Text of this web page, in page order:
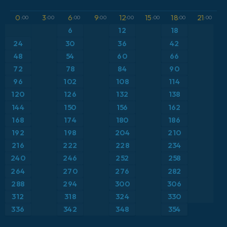
ICON Alemania 2 km
Caribe
Escandinavia
Estados Unidos
Europa
Francia
Grecia
Anomalía de temperatura a 2 m
Anomalía de temperatura a 850 hPa
Precipitación, nubes y presión
Presión
Temperatura a 2 m
Temperatura a 500 hPa
Temperatura a 850 hPa
0 :00 3:00 6:00 9:00 12:00 15 :00 18:00 21:00
6 12 18
24 30 36
42
48
54 60 66
72 78 84 90
96 102 108 114
120 126 132
138
144
150 156
162
168
174 180
186
192
198 204 210
216 222 228 234
240 246 252
258
264
270 276
282
288
294 300
306
312
318 324 330
336 342 348 354